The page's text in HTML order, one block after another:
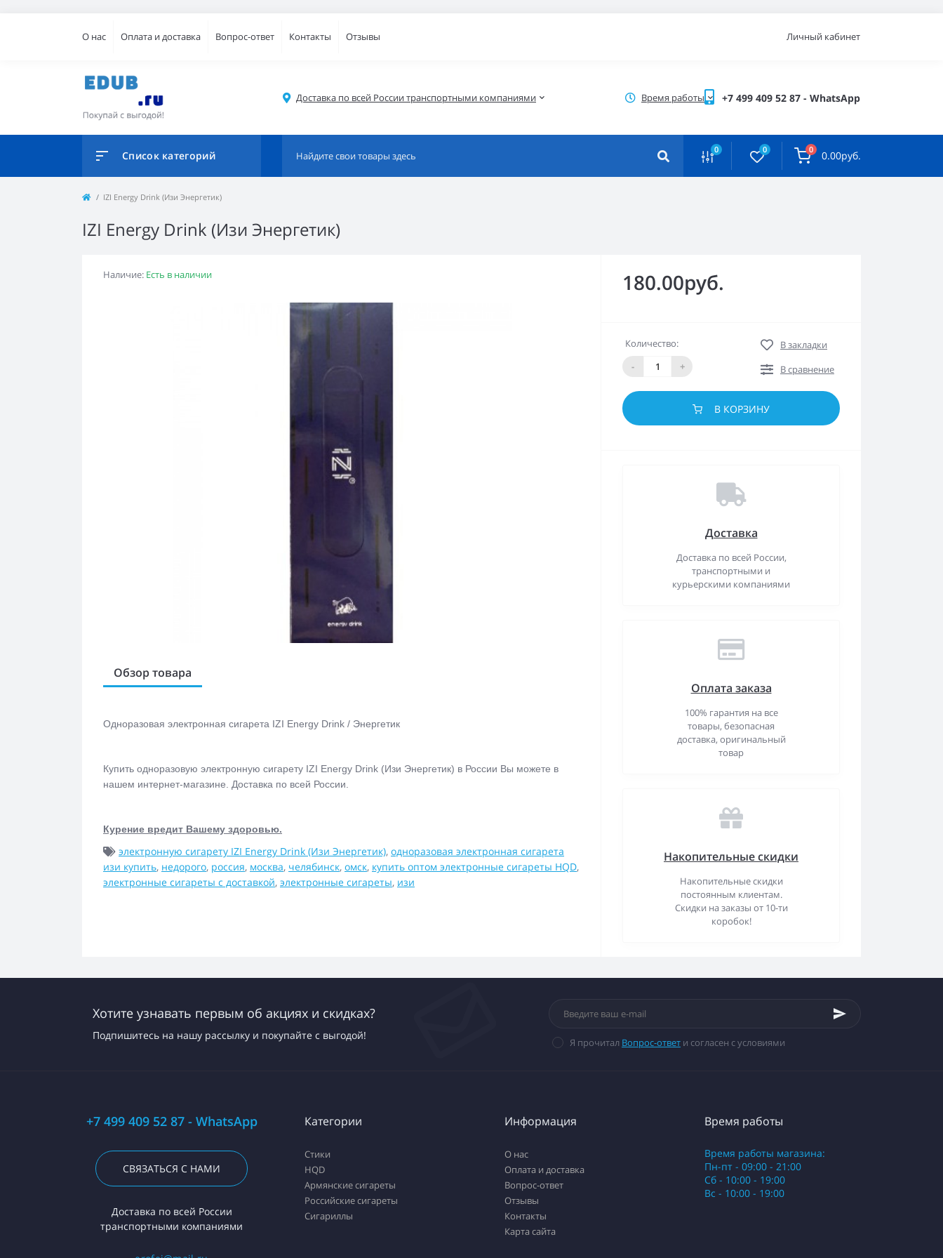
О нас Оплата и доставка Вопрос-ответ Контакты Отзывы Личный кабинет
Доставка по всей России транспортными компаниями Время работы +7 499 409 52 87 - WhatsApp
Список категорий 0 0 0 0.00руб.
IZI Energy Drink (Изи Энергетик)
IZI Energy Drink (Изи Энергетик)
Наличие: Есть в наличии
Обзор товара
Одноразовая электронная сигарета IZI Energy Drink / Энергетик
Купить одноразовую электронную сигарету IZI Energy Drink (Изи Энергетик) в России Вы можете в
нашем интернет-магазине. Доставка по всей России.
Курение вредит Вашему здоровью.
электронную сигарету IZI Energy Drink (Изи Энергетик), одноразовая электронная сигарета
изи купить, недорого, россия, москва, челябинск, омск, купить оптом электронные сигареты HQD,
электронные сигареты с доставкой, электронные сигареты, изи
180.00руб.
Количество:
-
+
В закладки
В сравнение
В КОРЗИНУ
Доставка
Доставка по всей России,
транспортными и
курьерскими компаниями
Оплата заказа
100% гарантия на все
товары, безопасная
доставка, оригинальный
товар
Накопительные скидки
Накопительные скидки
постоянным клиентам.
Скидки на заказы от 10-ти
коробок!
Хотите узнавать первым об акциях и скидках?
Подпишитесь на нашу рассылку и покупайте с выгодой!
Я прочитал Вопрос-ответ и согласен с условиями
+7 499 409 52 87 - WhatsApp
СВЯЗАТЬСЯ С НАМИ
Доставка по всей России
транспортными компаниями
Категории
Стики
HQD
Армянские сигареты
Российские сигареты
Сигариллы
Информация
О нас
Оплата и доставка
Вопрос-ответ
Отзывы
Контакты
Карта сайта
Время работы
Время работы магазина:
Пн-пт - 09:00 - 21:00
Сб - 10:00 - 19:00
Вс - 10:00 - 19:00